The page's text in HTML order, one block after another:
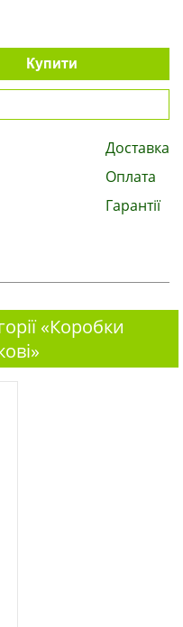
Купити
Доставка
Оплата
Гарантії
«Коробки